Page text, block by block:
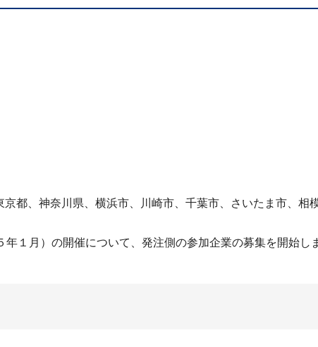
都、神奈川県、横浜市、川崎市、千葉市、さいたま市、
１月）の開催について、発注側の参加企業の募集を開始し